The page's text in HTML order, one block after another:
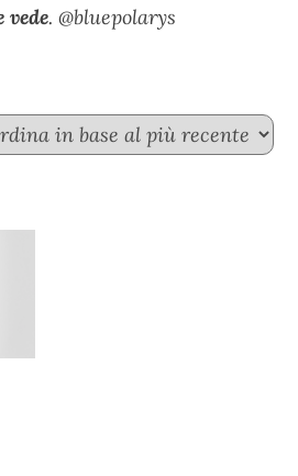
. @bluepolarys